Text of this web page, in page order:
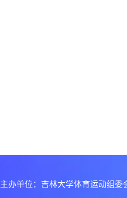
主办单位：吉林大学体育运动